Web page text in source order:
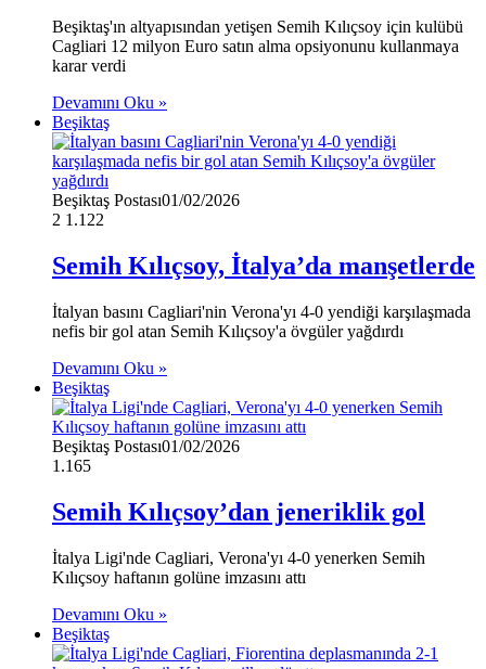
Beşiktaş'ın altyapısından yetişen Semih Kılıçsoy için kulübü
Cagliari 12 milyon Euro satın alma opsiyonunu kullanmaya
karar verdi
Devamını Oku »
Beşiktaş
Beşiktaş Postası01/02/2026
2 1.122
Semih Kılıçsoy, İtalya’da manşetlerde
İtalyan basını Cagliari'nin Verona'yı 4-0 yendiği karşılaşmada
nefis bir gol atan Semih Kılıçsoy'a övgüler yağdırdı
Devamını Oku »
Beşiktaş
Beşiktaş Postası01/02/2026
1.165
Semih Kılıçsoy’dan jeneriklik gol
İtalya Ligi'nde Cagliari, Verona'yı 4-0 yenerken Semih
Kılıçsoy haftanın golüne imzasını attı
Devamını Oku »
Beşiktaş